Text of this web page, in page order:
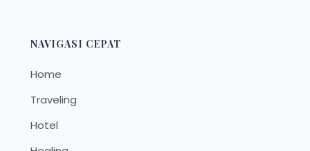
NAVIGASI CEPAT
Home
Traveling
Hotel